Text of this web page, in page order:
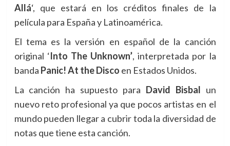
Allá‘, que estará en los créditos finales de la
película para España y Latinoamérica.
El tema es la versión en español de la canción
original ‘Into The Unknown’, interpretada por la
banda Panic! At the Disco en Estados Unidos.
La canción ha supuesto para David Bisbal un
nuevo reto profesional ya que pocos artistas en el
mundo pueden llegar a cubrir toda la diversidad de
notas que tiene esta canción.